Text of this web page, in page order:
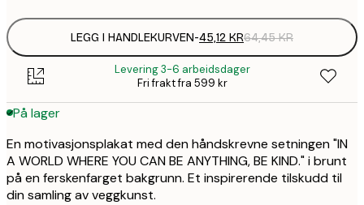
LEGG I HANDLEKURVEN-45,12 KR64,45 KR
Levering 3-6 arbeidsdager
Fri frakt fra 599 kr
På lager
En motivasjonsplakat med den håndskrevne setningen "IN
A WORLD WHERE YOU CAN BE ANYTHING, BE KIND." i brunt
på en ferskenfarget bakgrunn. Et inspirerende tilskudd til
din samling av veggkunst.